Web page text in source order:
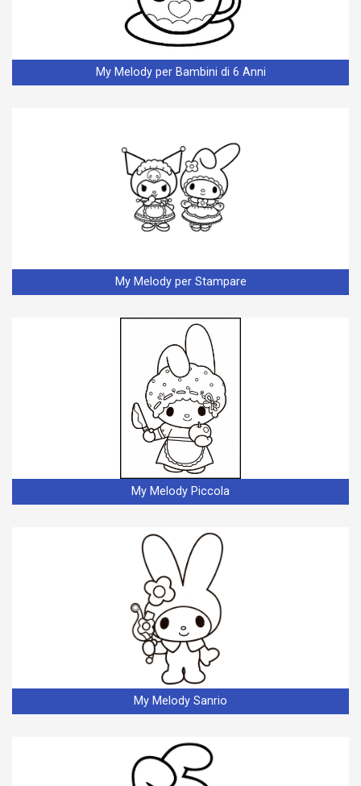
My Melody per Bambini di 6 Anni
My Melody per Stampare
My Melody Piccola
My Melody Sanrio